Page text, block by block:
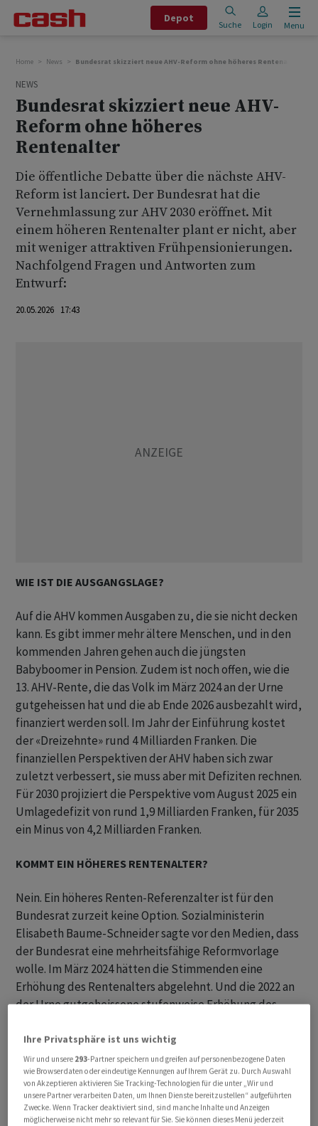
Depot
Suche Login Menu
Home News Bundesrat skizziert neue AHV-Reform ohne höheres Rentenalter
NEWS
Bundesrat skizziert neue AHV-
Reform ohne höheres
Rentenalter
Die öffentliche Debatte über die nächste AHV-
Reform ist lanciert. Der Bundesrat hat die
Vernehmlassung zur AHV 2030 eröffnet. Mit
einem höheren Rentenalter plant er nicht, aber
mit weniger attraktiven Frühpensionierungen.
Nachfolgend Fragen und Antworten zum
Entwurf:
20.05.2026 17:43
WIE IST DIE AUSGANGSLAGE?
Auf die AHV kommen Ausgaben zu, die sie nicht decken
kann. Es gibt immer mehr ältere Menschen, und in den
kommenden Jahren gehen auch die jüngsten
Babyboomer in Pension. Zudem ist noch offen, wie die
13. AHV-Rente, die das Volk im März 2024 an der Urne
gutgeheissen hat und die ab Ende 2026 ausbezahlt wird,
finanziert werden soll. Im Jahr der Einführung kostet
der «Dreizehnte» rund 4 Milliarden Franken. Die
finanziellen Perspektiven der AHV haben sich zwar
zuletzt verbessert, sie muss aber mit Defiziten rechnen.
Für 2030 projiziert die Perspektive vom August 2025 ein
Umlagedefizit von rund 1,9 Milliarden Franken, für 2035
ein Minus von 4,2 Milliarden Franken.
KOMMT EIN HÖHERES RENTENALTER?
Nein. Ein höheres Renten-Referenzalter ist für den
Bundesrat zurzeit keine Option. Sozialministerin
Elisabeth Baume-Schneider sagte vor den Medien, dass
der Bundesrat eine mehrheitsfähige Reformvorlage
wolle. Im März 2024 hätten die Stimmenden eine
Erhöhung des Rentenalters abgelehnt. Und die 2022 an
der Urne gutgeheissene stufenweise Erhöhung des
Umsetzung. Mit Blick auf nächste Reformen will sich der
Bundesrat aber erneut mit der Rentenalter-Frage
befassen. Eine Expertenkommission soll die nötigen
Vorarbeiten dafür leisten.
Ihre Privatsphäre ist uns wichtig
Wir und unsere 293-Partner speichern und greifen auf personenbezogene Daten
wie Browserdaten oder eindeutige Kennungen auf Ihrem Gerät zu. Durch Auswahl
von Akzeptieren aktivieren Sie Tracking-Technologien für die unter „Wir und
unsere Partner verarbeiten Daten, um Ihnen Dienste bereitzustellen“ aufgeführten
Zwecke. Wenn Tracker deaktiviert sind, sind manche Inhalte und Anzeigen
möglicherweise nicht mehr so relevant für Sie. Sie können dieses Menü jederzeit